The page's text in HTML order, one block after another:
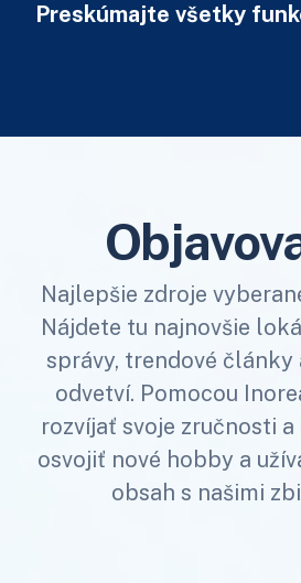
Preskúmajte všetky
Najlepšie zdroje
Nájdete tu najnovšie
správy, trendové
odvetví. Pomocou
rozvíjať svoje zručnosti
osvojiť nové hobby a
obsah s našimi